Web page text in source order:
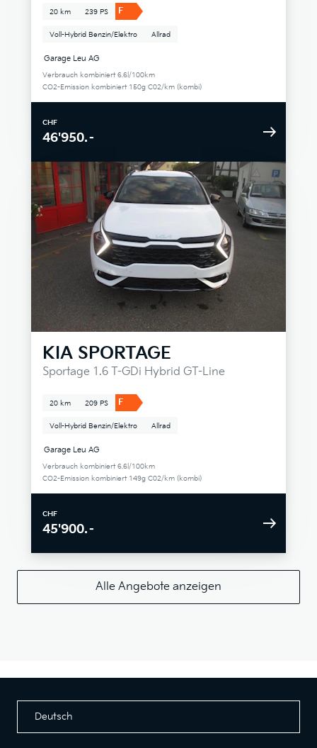
20 km 239 PS F
Voll-Hybrid Benzin/Elektro Allrad
Garage Leu AG
Verbrauch kombiniert 6.6l/100km
CO2-Emission kombiniert 150g C02/km (kombi)
CHF
46'950.–
KIA SPORTAGE
Sportage 1.6 T-GDi Hybrid GT-Line
20 km 209 PS F
Voll-Hybrid Benzin/Elektro Allrad
Garage Leu AG
Verbrauch kombiniert 6.6l/100km
CO2-Emission kombiniert 149g C02/km (kombi)
CHF
45'900.–
Alle Angebote anzeigen
Deutsch